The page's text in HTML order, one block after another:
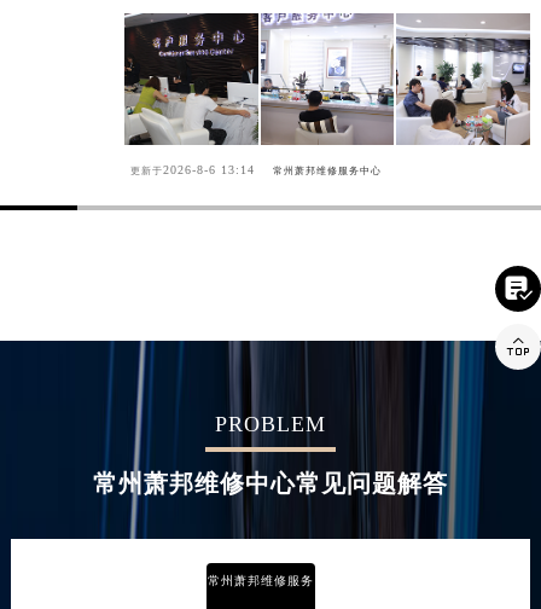
更新于2026-8-6 13:14 常州萧邦维修服务中心
PROBLEM
常州萧邦维修中心常见问题解答
常州萧邦维修服务

